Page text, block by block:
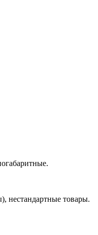
нестандартные товары.